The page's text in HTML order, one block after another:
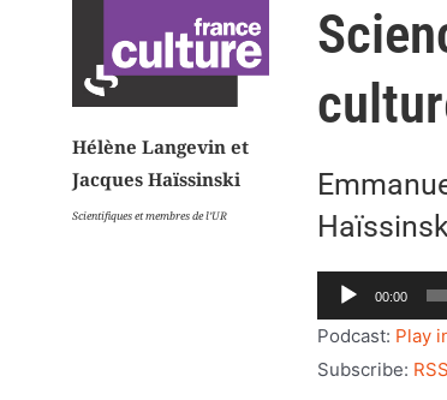
Hélène Langevin et
Jacques Haïssinski
Scientifiques et membres de l’UR
Lecteur
audio
00:00
Podcast: Play
Subscribe: RSS